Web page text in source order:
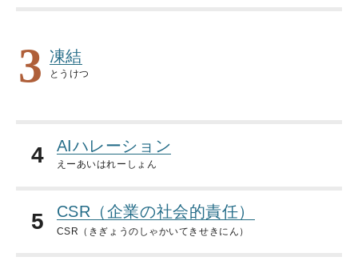
3 凍結
とうけつ
4 AIハレーション
えーあいはれーしょん
5 CSR（企業の社会的責任）
CSR（きぎょうのしゃかいてきせきにん）